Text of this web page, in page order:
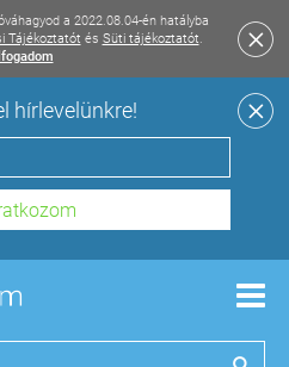
a 2022.08.04-én hatályba
Tájékoztatót és Süti tájékoztatót.
hírlevelünkre!